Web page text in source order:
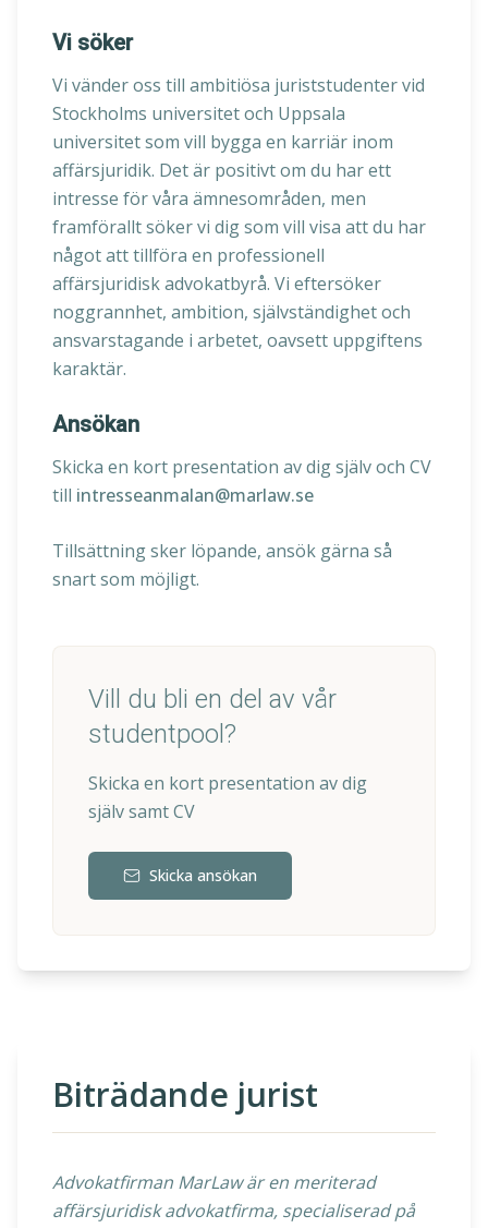
Vi söker
Vi vänder oss till ambitiösa juriststudenter vid
Stockholms universitet och Uppsala
universitet som vill bygga en karriär inom
affärsjuridik. Det är positivt om du har ett
intresse för våra ämnesområden, men
framförallt söker vi dig som vill visa att du har
något att tillföra en professionell
affärsjuridisk advokatbyrå. Vi eftersöker
noggrannhet, ambition, självständighet och
ansvarstagande i arbetet, oavsett uppgiftens
karaktär.
Ansökan
Skicka en kort presentation av dig själv och CV
till intresseanmalan@marlaw.se
Tillsättning sker löpande, ansök gärna så
snart som möjligt.
Vill du bli en del av vår
studentpool?
Skicka en kort presentation av dig
själv samt CV
Skicka ansökan
Biträdande jurist
Advokatfirman MarLaw är en meriterad
affärsjuridisk advokatfirma, specialiserad på